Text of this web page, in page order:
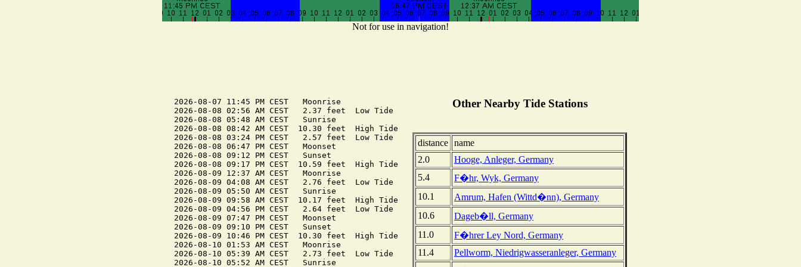
Not for use in navigation!
2026-08-07 11:45 PM CEST   Moonrise
2026-08-08 02:56 AM CEST   2.37 feet  Low Tide
2026-08-08 05:48 AM CEST   Sunrise
2026-08-08 08:42 AM CEST  10.30 feet  High Tide
2026-08-08 03:24 PM CEST   2.57 feet  Low Tide
2026-08-08 06:47 PM CEST   Moonset
2026-08-08 09:12 PM CEST   Sunset
2026-08-08 09:17 PM CEST  10.59 feet  High Tide
2026-08-09 12:37 AM CEST   Moonrise
2026-08-09 04:08 AM CEST   2.76 feet  Low Tide
2026-08-09 05:50 AM CEST   Sunrise
2026-08-09 09:58 AM CEST  10.17 feet  High Tide
2026-08-09 04:56 PM CEST   2.64 feet  Low Tide
2026-08-09 07:47 PM CEST   Moonset
2026-08-09 09:10 PM CEST   Sunset
2026-08-09 10:46 PM CEST  10.30 feet  High Tide
2026-08-10 01:53 AM CEST   Moonrise
2026-08-10 05:39 AM CEST   2.73 feet  Low Tide
2026-08-10 05:52 AM CEST   Sunrise
Other Nearby Tide Stations
distance name
2.0
Hooge, Anleger, Germany
5.4
F�hr, Wyk, Germany
10.1
Amrum, Hafen (Wittd�nn), Germany
10.6
Dageb�ll, Germany
11.0
F�hrer Ley Nord, Germany
11.4
Pellworm, Niedrigwasseranleger, Germany